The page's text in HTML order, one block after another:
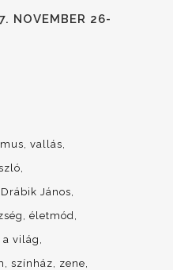
NOVEMBER 26-
vallás
Drábik János
életmód
a világ
színház, zene